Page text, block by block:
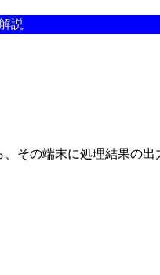
説
その端末に処理結果の出